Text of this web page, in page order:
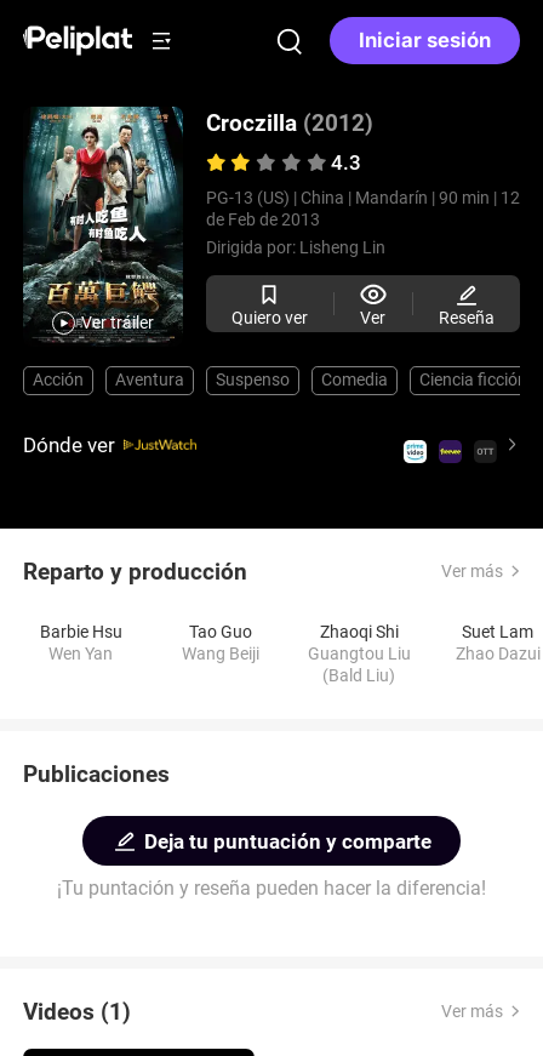
Iniciar sesión
Ver tráiler
Croczilla (2012)
4.3
PG-13 (US) | China | Mandarín | 90 min | 12
de Feb de 2013
Dirigida por: Lisheng Lin
Quiero ver Ver Reseña
Acción Aventura Suspenso Comedia Ciencia ficción
Dónde ver
Reparto y producción Ver más
Barbie Hsu
Wen Yan
Tao Guo
Wang Beiji
Zhaoqi Shi
Guangtou Liu
(Bald Liu)
Suet Lam
Zhao Dazui
Publicaciones
Deja tu puntuación y comparte
¡Tu puntación y reseña pueden hacer la diferencia!
Videos (1) Ver más